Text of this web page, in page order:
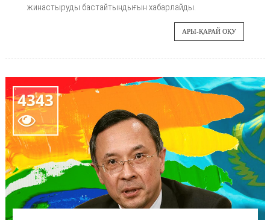
жинастыруды бастайтындығын хабарлайды.
АРЫ-ҚАРАЙ ОҚУ
4343
